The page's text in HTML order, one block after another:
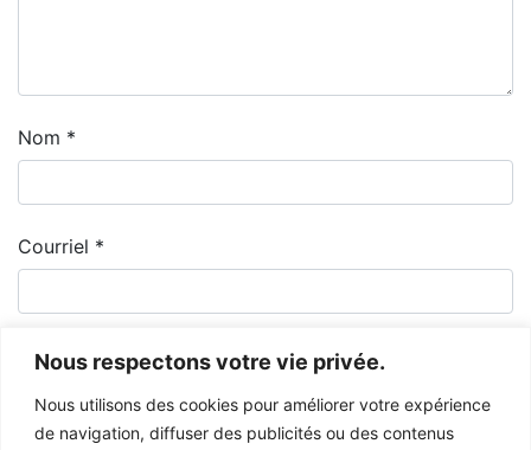
Nous respectons votre vie privée.
Nous utilisons des cookies pour améliorer votre expérience
de navigation, diffuser des publicités ou des contenus
Nom *
Courriel *